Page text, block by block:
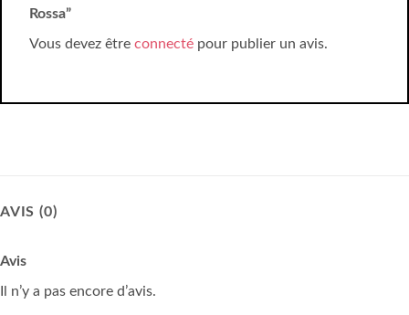
Rossa”
Vous devez être connecté pour publier un avis.
AVIS (0)
Avis
Il n’y a pas encore d’avis.